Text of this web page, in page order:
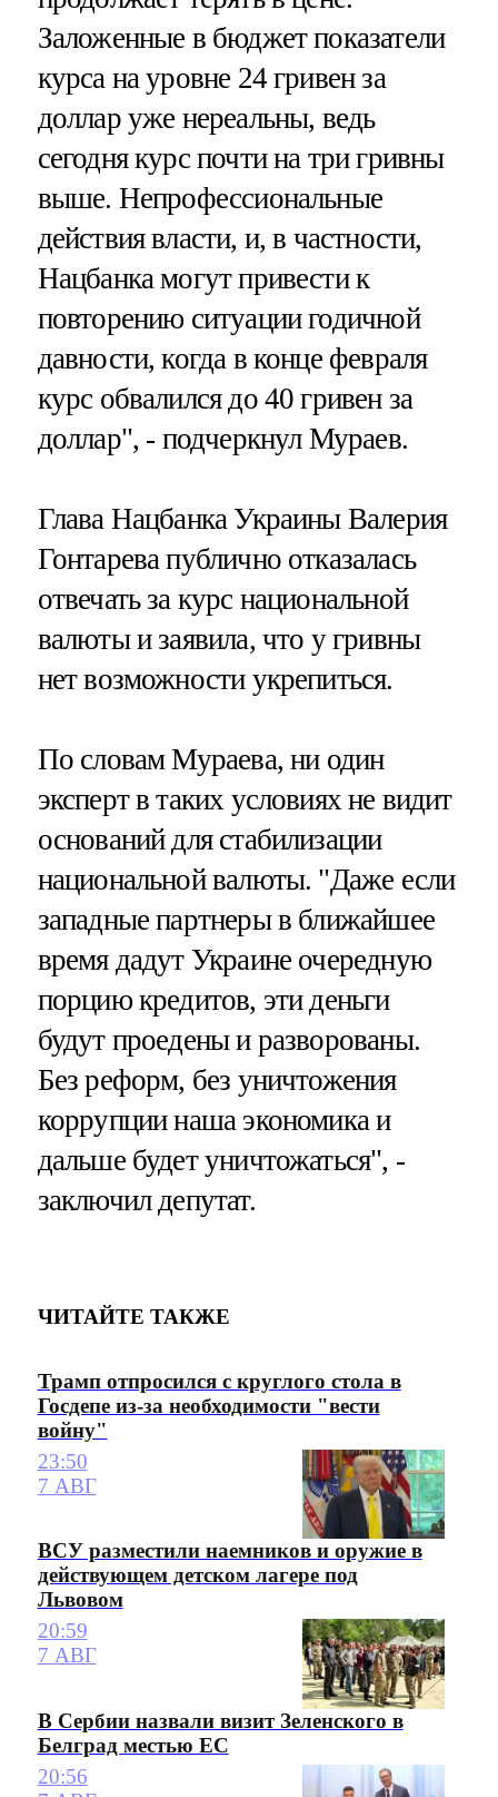
Заложенные в бюджет показатели
курса на уровне 24 гривен за
доллар уже нереальны, ведь
сегодня курс почти на три гривны
выше. Непрофессиональные
действия власти, и, в частности,
Нацбанка могут привести к
повторению ситуации годичной
давности, когда в конце февраля
курс обвалился до 40 гривен за
доллар", - подчеркнул Мураев.
Глава Нацбанка Украины Валерия
Гонтарева публично отказалась
отвечать за курс национальной
валюты и заявила, что у гривны
нет возможности укрепиться.
По словам Мураева, ни один
эксперт в таких условиях не видит
оснований для стабилизации
национальной валюты. "Даже если
западные партнеры в ближайшее
время дадут Украине очередную
порцию кредитов, эти деньги
будут проедены и разворованы.
Без реформ, без уничтожения
коррупции наша экономика и
дальше будет уничтожаться", -
заключил депутат.
ЧИТАЙТЕ ТАКЖЕ
Трамп отпросился с круглого стола в
Госдепе из-за необходимости "вести
войну"
23:50
7 АВГ
ВСУ разместили наемников и оружие в
действующем детском лагере под
Львовом
20:59
7 АВГ
В Сербии назвали визит Зеленского в
Белград местью ЕС
20:56